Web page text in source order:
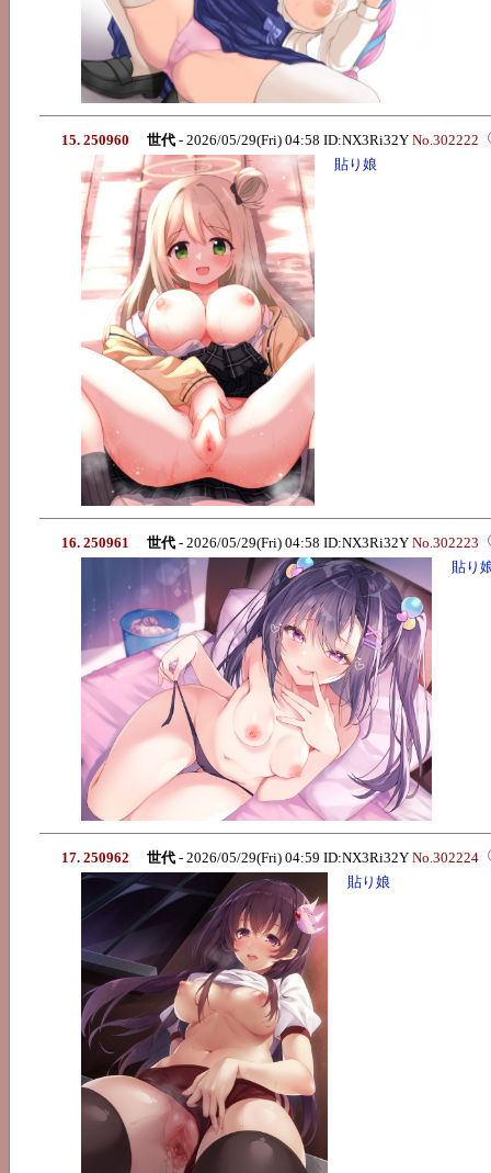
15. 250960 世代 - 2026/05/29(Fri) 04:58 ID:NX3Ri32Y No.302222
貼り娘
16. 250961 世代 - 2026/05/29(Fri) 04:58 ID:NX3Ri32Y No.302223
貼り
17. 250962 世代 - 2026/05/29(Fri) 04:59 ID:NX3Ri32Y No.302224
貼り娘